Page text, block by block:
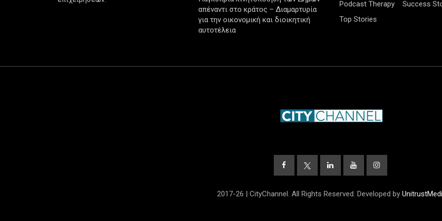
απέναντι στο κράτος – Διαμαρτυρία
για την οικονομική και διοικητική
αυτοτέλεια
Podcast Therapy
Success
Top Stories
2017-26 | CityChannel. All Rights Reserved. Developed by